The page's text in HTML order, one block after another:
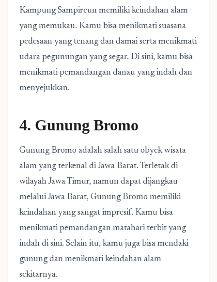
Kampung Sampireun memiliki keindahan alam
yang memukau. Kamu bisa menikmati suasana
pedesaan yang tenang dan damai serta menikmati
udara pegunungan yang segar. Di sini, kamu bisa
menikmati pemandangan danau yang indah dan
menyejukkan.
4. Gunung Bromo
Gunung Bromo adalah salah satu obyek wisata
alam yang terkenal di Jawa Barat. Terletak di
wilayah Jawa Timur, namun dapat dijangkau
melalui Jawa Barat, Gunung Bromo memiliki
keindahan yang sangat impresif. Kamu bisa
menikmati pemandangan matahari terbit yang
indah di sini. Selain itu, kamu juga bisa mendaki
gunung dan menikmati keindahan alam
sekitarnya.